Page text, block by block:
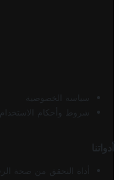
سياسة الخصوصية
شروط وأحكام الاستخدام
أدواتنا
أداة التحقق من صحة